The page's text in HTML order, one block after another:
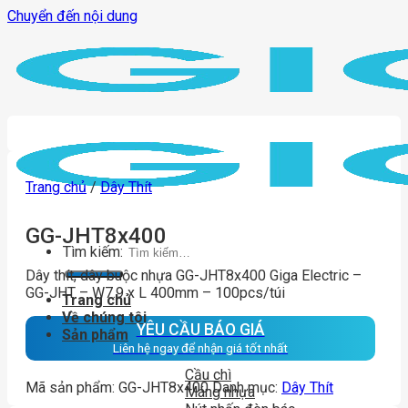
Chuyển đến nội dung
Tìm kiếm:
Trang chủ
Về chúng tôi
Sản phẩm
Cầu chì
Máng nhựa
Trang chủ / Dây Thít
GG-JHT8x400
Dây thít, dây buộc nhựa GG-JHT8x400 Giga Electric –
GG-JHT – W7.9 x L 400mm – 100pcs/túi
YÊU CẦU BÁO GIÁ
Liên hệ ngay để nhận giá tốt nhất
Mã sản phẩm: GG-JHT8x400 Danh mục: Dây Thít